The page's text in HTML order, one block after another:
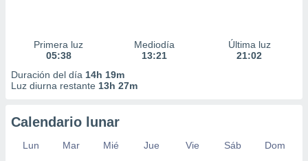
Primera luz
05:38
Mediodía
13:21
Última luz
21:02
Duración del día 14h 19m
Luz diurna restante 13h 27m
Calendario lunar
Lun Mar Mié Jue Vie Sáb
Dom